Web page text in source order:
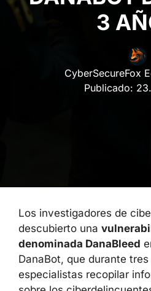
3
CyberSecureFox
Publicado:
Los investigadores de
descubierto una
denominada DanaBleed
DanaBot, que durante
especialistas recopilar